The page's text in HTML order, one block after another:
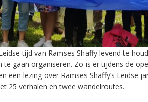
tijd van Ramses Shaffy levend te
gaan organiseren. Zo is er tijdens de
een lezing over Ramses Shaffy’s Leidse
25 verhalen en twee wandelroutes.